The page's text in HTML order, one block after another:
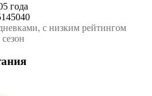
года
с низким рейтингом